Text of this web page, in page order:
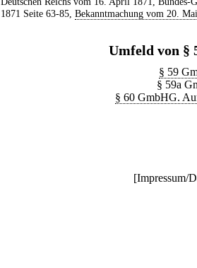
1871 Seite 63-85, Bekanntmachung vom 20.
Umfeld von §
§ 59
§ 59a
§ 60 GmbHG.
[Impressum/